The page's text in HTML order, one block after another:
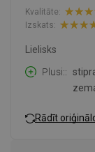
Kvalitāte:
Izskats:
Lielisks
Plusi:
Rādīt